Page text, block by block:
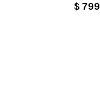
PRICE:
$ 799